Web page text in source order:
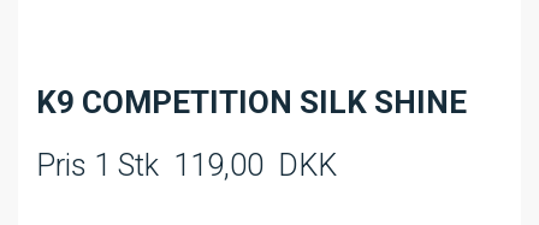
K9 COMPETITION SILK SHINE
Pris 1 Stk 119,00 DKK